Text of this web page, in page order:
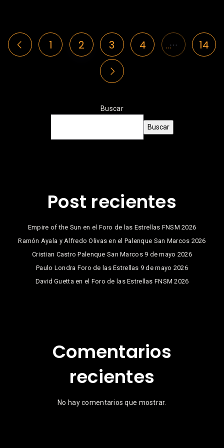
1 2 3 4 … 14
Buscar
Buscar
Post recientes
Empire of the Sun en el Foro de las Estrellas FNSM 2026
Ramón Ayala y Alfredo Olivas en el Palenque San Marcos 2026
Cristian Castro Palenque San Marcos 9 de mayo 2026
Paulo Londra Foro de las Estrellas 9 de mayo 2026
David Guetta en el Foro de las Estrellas FNSM 2026
Comentarios
recientes
No hay comentarios que mostrar.